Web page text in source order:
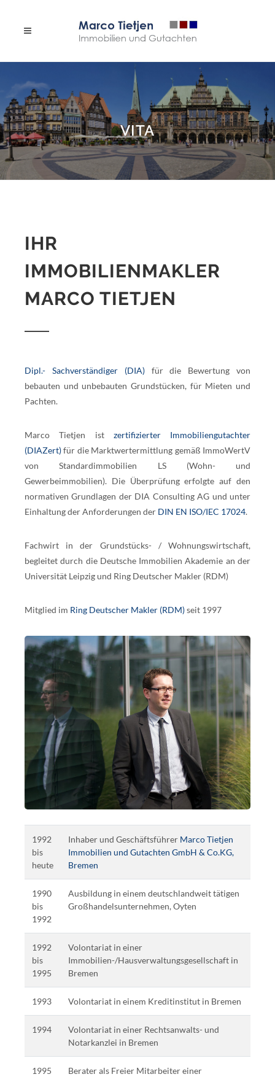
VITA
IHR
IMMOBILIENMAKLER
MARCO TIETJEN
Dipl.- Sachverständiger (DIA)für die Bewertung von
bebauten und unbebauten Grundstücken, für Mieten und
Pachten.
Marco Tietjen ist zertifizierter Immobiliengutachter
(DIAZert)für die Marktwertermittlung gemäß ImmoWertV
von Standardimmobilien LS (Wohn- und
Gewerbeimmobilien). Die Überprüfung erfolgte auf den
normativen Grundlagen der DIA Consulting AG und unter
Einhaltung der Anforderungen der DIN EN ISO/IEC 17024.
Fachwirt in der Grundstücks- / Wohnungswirtschaft,
begleitet durch die Deutsche Immobilien Akademie an der
Universität Leipzig und Ring Deutscher Makler (RDM)
Mitglied im Ring Deutscher Makler (RDM)seit 1997
1992
bis
heute
Inhaber und Geschäftsführer Marco Tietjen
Immobilien und Gutachten GmbH & Co.KG,
Bremen
1990
bis
1992
Ausbildung in einem deutschlandweit tätigen
Großhandelsunternehmen, Oyten
1992
bis
1995
Volontariat in einer
Immobilien-/Hausverwaltungsgesellschaft in
Bremen
1993 Volontariat in einem Kreditinstitut in Bremen
1994
Volontariat in einer Rechtsanwalts- und
Notarkanzlei in Bremen
1995
Berater als Freier Mitarbeiter einer